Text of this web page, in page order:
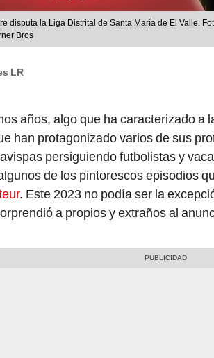
disputa la Liga Distrital de Santa María de El Valle.
Bros
LR
años, algo que ha caracterizado a
han protagonizado varios de sus
persiguiendo futbolistas y
de los pintorescos episodios
. Este 2023 no podía ser la
a propios y extraños al